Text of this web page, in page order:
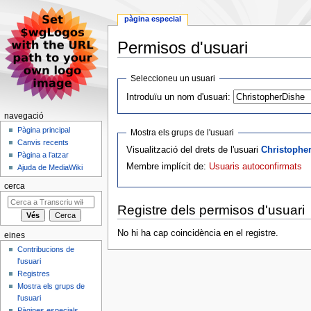
Permisos d'usuari
Jump
navigation
Jump
search
Seleccioneu un usuari
Introduïu un nom d'usuari:
Mostra els grups de l'usuari
Visualització del drets de l'usuari
Membre implícit de: Usuaris autoconfirmats
Registre dels permisos d'usuari
No hi ha cap coincidència en el registre.
pàgina especial
navegació
Pàgina principal
Canvis recents
Pàgina a l’atzar
Ajuda de MediaWiki
cerca
eines
Contribucions de
l'usuari
Registres
Mostra els grups de
l'usuari